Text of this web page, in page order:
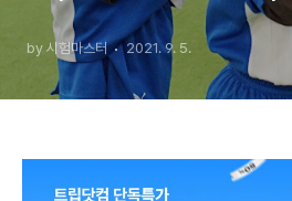
by 시험마스터 2021. 9. 5.